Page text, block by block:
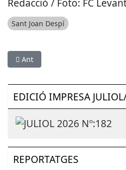
Redacció / Foto: FC
Sant Joan Despí
Article anterior: ESPORTS
Ant
EDICIÓ IMPRESA
REPORTATGES